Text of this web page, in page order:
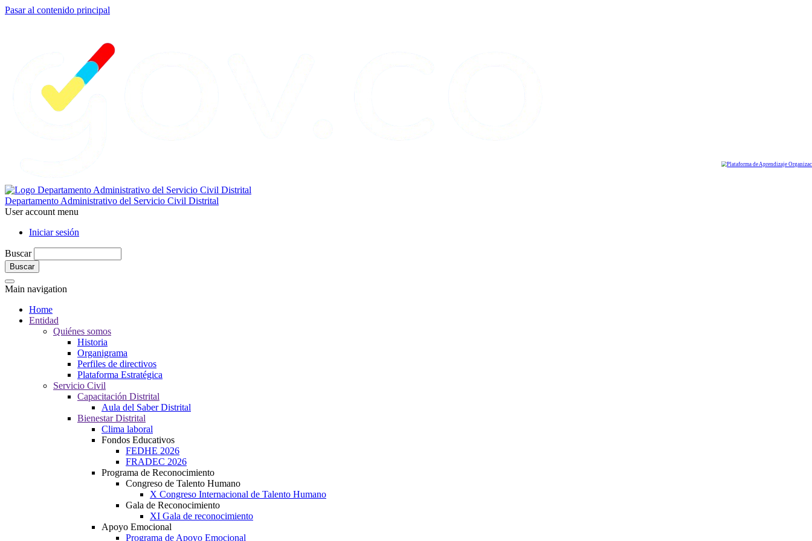
Pasar al contenido principal
Departamento Administrativo del Servicio Civil Distrital
User account menu
Iniciar sesión
Buscar
Main navigation
Home
Entidad
Quiénes somos
Historia
Organigrama
Perfiles de directivos
Plataforma Estratégica
Servicio Civil
Capacitación Distrital
Aula del Saber Distrital
Bienestar Distrital
Clima laboral
Fondos Educativos
FEDHE 2026
FRADEC 2026
Programa de Reconocimiento
Congreso de Talento Humano
X Congreso Internacional de Talento Humano
Gala de Reconocimiento
XI Gala de reconocimiento
Apoyo Emocional
Programa de Apoyo Emocional